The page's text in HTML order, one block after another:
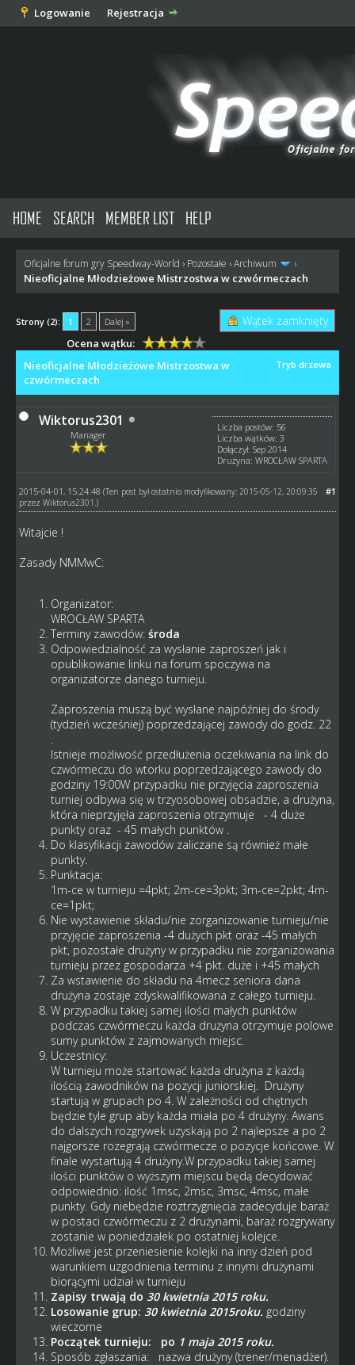
Logowanie Rejestracja
HOME SEARCH MEMBER LIST HELP
Oficjalne forum gry Speedway-World › Pozostałe ›Archiwum ›
Nieoficjalne Młodzieżowe Mistrzostwa w czwórmeczach
Strony (2): 1 2 Dalej » Wątek zamknięty
Ocena wątku:
Tryb drzewa
Nieoficjalne Młodzieżowe Mistrzostwa w
czwórmeczach
Wiktorus2301
Manager
Liczba postów: 56
Liczba wątków: 3
Dołączył: Sep 2014
Drużyna: WROCŁAW SPARTA
#1
2015-04-01, 15:24:48 (Ten post był ostatnio modyfikowany: 2015-05-12, 20:09:35
przez Wiktorus2301 .)
Witajcie !
Zasady NMMwC:
Organizator:
WROCŁAW SPARTA
Terminy zawodów: środa
Odpowiedzialność za wysłanie zaproszeń jak i
opublikowanie linku na forum spoczywa na
organizatorze danego turnieju.
Zaproszenia muszą być wysłane najpóźniej do środy
(tydzień wcześniej) poprzedzającej zawody do godz. 22
Istnieje możliwość przedłużenia oczekiwania na link do
czwórmeczu do wtorku poprzedzającego zawody do
godziny 19:00W przypadku nie przyjęcia zaproszenia
turniej odbywa się w trzyosobowej obsadzie, a drużyna,
która nieprzyjęła zaproszenia otrzymuje - 4 duże
punkty oraz - 45 małych punktów .
Do klasyfikacji zawodów zaliczane są również małe
punkty.
Punktacja:
1m-ce w turnieju =4pkt; 2m-ce=3pkt; 3m-ce=2pkt; 4m-
ce=1pkt;
Nie wystawienie składu/nie zorganizowanie turnieju/nie
przyjęcie zaproszenia -4 dużych pkt oraz -45 małych
pkt, pozostałe drużyny w przypadku nie zorganizowania
turnieju przez gospodarza +4 pkt. duże i +45 małych
Za wstawienie do składu na 4mecz seniora dana
drużyna zostaje zdyskwalifikowana z całego turnieju.
W przypadku takiej samej ilości małych punktów
podczas czwórmeczu każda drużyna otrzymuje polowe
sumy punktów z zajmowanych miejsc.
Uczestnicy:
W turnieju może startować każda drużyna z każdą
ilością zawodników na pozycji juniorskiej. Drużyny
startują w grupach po 4. W zależności od chętnych
będzie tyle grup aby każda miała po 4 drużyny. Awans
do dalszych rozgrywek uzyskają po 2 najlepsze a po 2
najgorsze rozegrają czwórmecze o pozycje końcowe. W
finale wystartują 4 drużyny.W przypadku takiej samej
ilości punktów o wyższym miejscu będą decydować
odpowiednio: ilość 1msc, 2msc, 3msc, 4msc, małe
punkty. Gdy niebędzie roztrzygnięcia zadecyduje baraż
w postaci czwórmeczu z 2 drużynami, baraż rozgrywany
zostanie w poniedziałek po ostatniej kolejce.
Możliwe jest przeniesienie kolejki na inny dzień pod
warunkiem uzgodnienia terminu z innymi drużynami
biorącymi udział w turnieju
Zapisy trwają do 30 kwietnia 2015 roku.
Losowanie grup: 30 kwietnia 2015roku. godziny
wieczorne
Początek turnieju: po 1 maja2015 roku.
Sposób zgłaszania: nazwa drużyny (trener/menadżer).